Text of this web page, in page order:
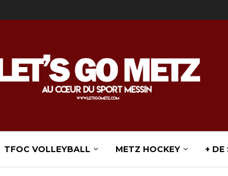
TFOC VOLLEYBALL METZ HOCKEY + DE